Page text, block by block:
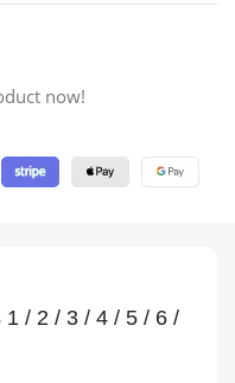
now!
1 / 2 / 3 / 4 / 5 / 6 /